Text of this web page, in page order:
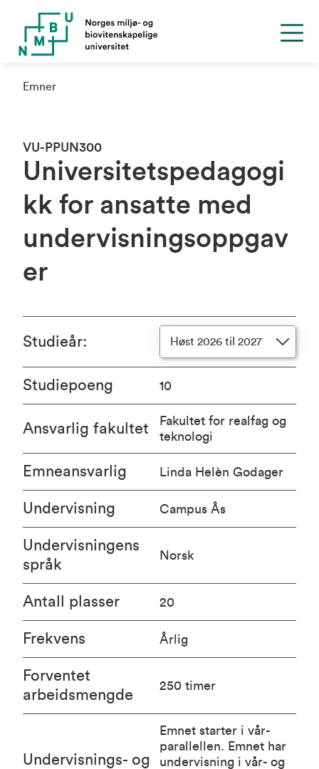
Emner
VU-PPUN300
Universitetspedagogi
kk for ansatte med
undervisningsoppgav
er
Studieår: Høst 2026 til 2027
Studiepoeng 10
Ansvarlig fakultet
Fakultet for realfag og
teknologi
Emneansvarlig Linda Helèn Godager
Undervisning Campus Ås
Undervisningens
språk
Norsk
Antall plasser 20
Frekvens Årlig
Forventet
arbeidsmengde
250 timer
Undervisnings- og
Emnet starter i vår-
parallellen. Emnet har
undervisning i vår- og